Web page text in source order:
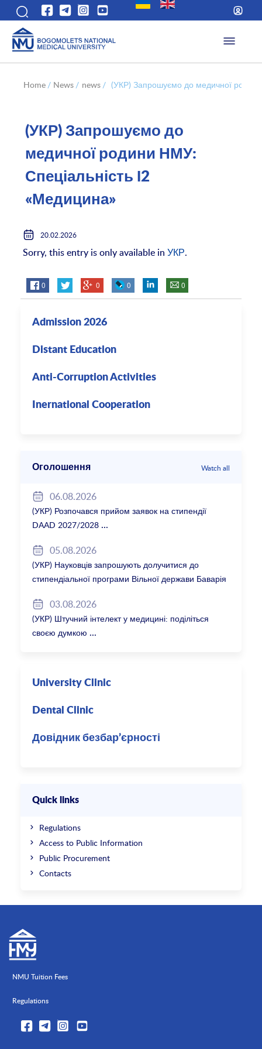
Home / News / news / (УКР) Запрошуємо до медичної
(УКР) Запрошуємо до
медичної родини НМУ:
Спеціальність І2
«Медицина»
20.02.2026
Sorry, this entry is only available inУКР.
0 0 0 0
Admission 2026
Distant Education
Anti-Corruption Activities
Inernational Cooperation
Оголошення Watch all
06.08.2026
(УКР) Розпочався прийом заявок на стипендії
DAAD 2027/2028
05.08.2026
(УКР) Науковців запрошують долучитися до
стипендіальної програми Вільної держави Баварія
03.08.2026
(УКР) Штучний інтелект у медицині: поділіться
своєю думкою
University Clinic
Dental Clinic
Довідник безбар’єрності
Quick links
Regulations
Access to Public Information
Public Procurement
Contacts
NMU Tuition Fees
Regulations